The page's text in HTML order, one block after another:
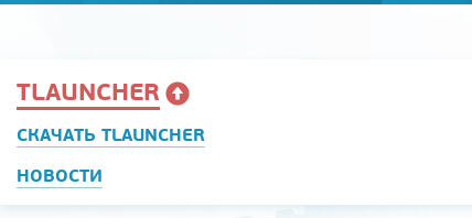
TLAUNCHER
СКАЧАТЬ TLAUNCHER
НОВОСТИ